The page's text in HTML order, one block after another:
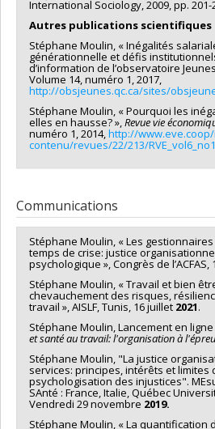
International Sociology, 2009, pp. 201-
Autres publications scientifiques
Stéphane Moulin, « Inégalités
générationnelle et défis
d’information de l’observatoire
Volume 14, numéro 1, 2017,
http://obsjeunes.qc.ca/sites/
Stéphane Moulin, « Pourquoi les
elles en hausse? »,Revue vie
numéro 1, 2014,http://
contenu/revues/22/213/
Communications
Stéphane Moulin, « Les
temps de crise: justice
psychologique », Congrès de l’ACFAS,
Stéphane Moulin, « Travail et bien
chevauchement des risques,
travail », AISLF, Tunis, 16 juillet 2021.
Stéphane Moulin, Lancement en ligne
et santé au travail: l'organisation à
Stéphane Moulin, "La justice
services: principes, intérêts et limites
psychologisation des injustices".
SAnté : France, Italie, Québec
Vendredi 29 novembre 2019.
Stéphane Moulin, « La quantification